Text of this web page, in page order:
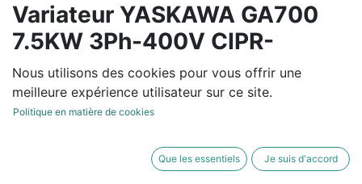
Variateur YASKAWA GA700
7.5KW 3Ph-400V CIPR-
GA70C4018ABA
Variateur de fréquence tension entrée de 380V à 480V
-15/+10% 50/60Hz +/-5%
Normal Duty : 17.5 A / 7.5 KW - Heavy Duty: 14.8 A /
Nous utilisons des cookies pour vous offrir une
meilleure expérience utilisateur sur ce site.
Politique en matière de cookies
Que les essentiels Je suis d'accord